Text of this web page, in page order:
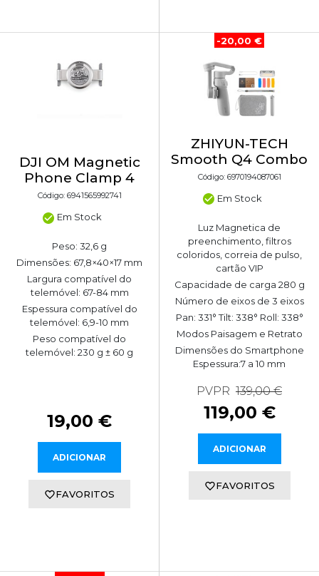
DJI OM Magnetic
Phone Clamp 4
Código: 6941565992741
Em Stock
Peso: 32,6 g
Dimensões: 67,8×40×17 mm
Largura compatível do
telemóvel: 67-84 mm
Espessura compatível do
telemóvel: 6,9-10 mm
Peso compatível do
telemóvel: 230 g ± 60 g
19,00 €
ADICIONAR
FAVORITOS
-20,00 €
ZHIYUN-TECH
Smooth Q4 Combo
Código: 6970194087061
Em Stock
Luz Magnetica de
preenchimento, filtros
coloridos, correia de pulso,
cartão VIP
Capacidade de carga 280 g
Número de eixos de 3 eixos
Pan: 331° Tilt: 338° Roll: 338°
Modos Paisagem e Retrato
Dimensões do Smartphone
Espessura:7 a 10 mm
PVPR 139,00 €
119,00 €
ADICIONAR
FAVORITOS